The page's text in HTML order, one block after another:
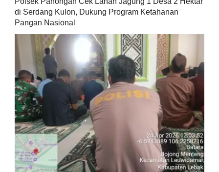
di Serdang Kulon, Dukung Program Ketahanan
Pangan Nasional